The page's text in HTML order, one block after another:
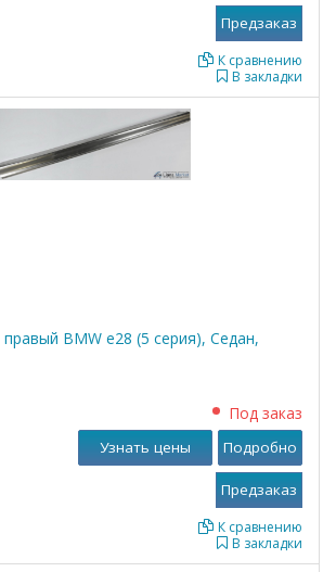
В закладки
К сравнению
BMW е28 (5 серия), Седан,
Под заказ
В закладки
К сравнению
Узнать цены Подробно